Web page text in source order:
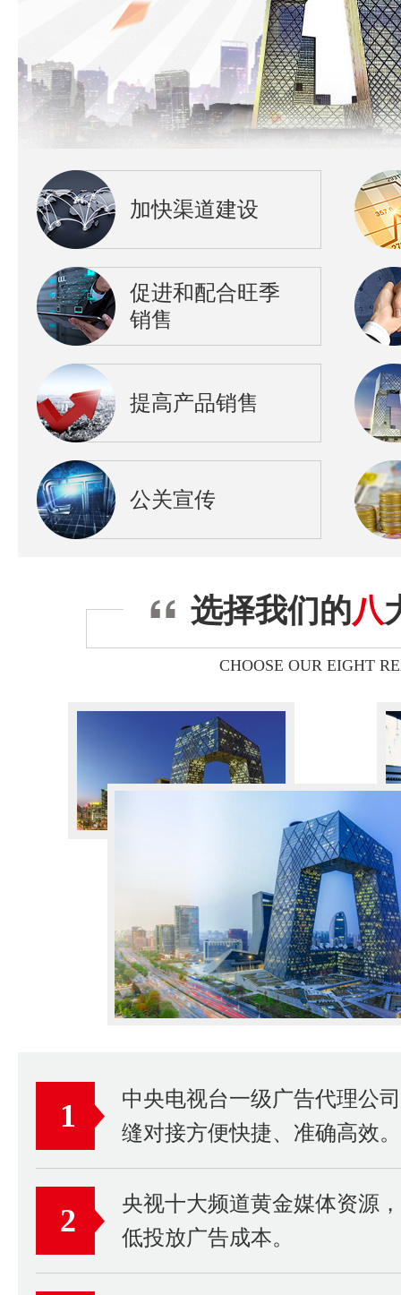
加快渠道建设
促进和配合旺季
销售
提高产品销售
公关宣传
选择我们的八
CHOOSE OUR EIGHT
1
中央电视台一级广告代理公
缝对接方便快捷、准确高效。
2
央视十大频道黄金媒体资源
低投放广告成本。